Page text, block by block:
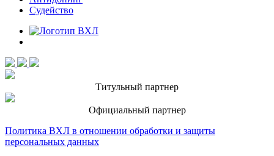
Судейство
Титульный партнер
Официальный партнер
Политика ВХЛ в отношении обработки и защиты
персональных данных